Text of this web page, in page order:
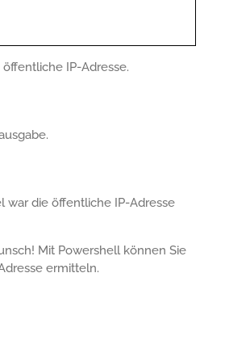
IP-Adresse.
war die öffentliche IP-Adresse
Mit Powershell können Sie
ermitteln.